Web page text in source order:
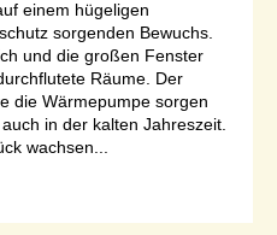
einem hügeligen
sorgenden Bewuchs.
und die großen Fenster
Räume. Der
die Wärmepumpe sorgen
in der kalten Jahreszeit.
wachsen...